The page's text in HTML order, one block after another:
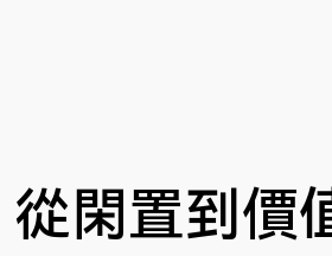
閑置到價